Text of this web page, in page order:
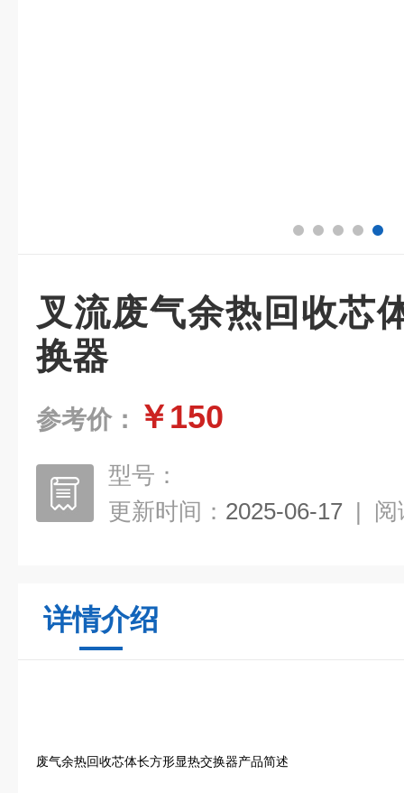
叉流废气余热回收芯
换器
参考价： ￥150
型号：
更新时间： 2025-06-17 | 阅
详情介绍
废气余热回收芯体长方形显热交换器产品简述